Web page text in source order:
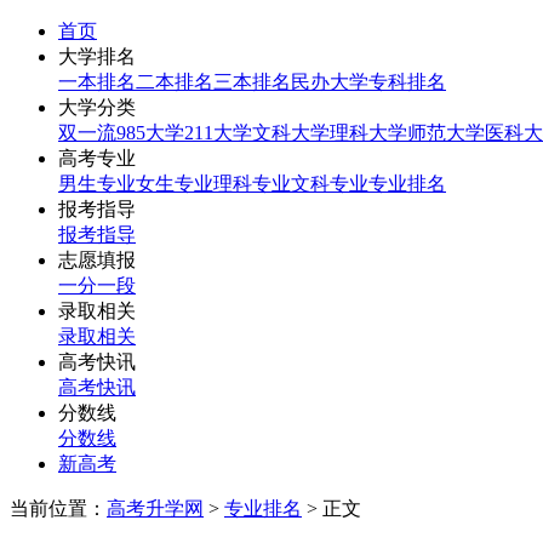
首页
大学排名
一本排名 二本排名三本排名 民办大学专科排名
大学分类
双一流985大学211大学文科大学理科大学师范大学医科
高考专业
男生专业女生专业理科专业文科专业专业排名
报考指导
报考指导
志愿填报
一分一段
录取相关
录取相关
高考快讯
高考快讯
分数线
分数线
新高考
当前位置： 高考升学网 > 专业排名 > 正文